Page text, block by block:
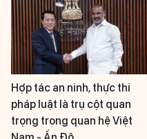
Hợp tác an ninh, thực thi
pháp luật là trụ cột quan
trọng trong quan hệ Việt